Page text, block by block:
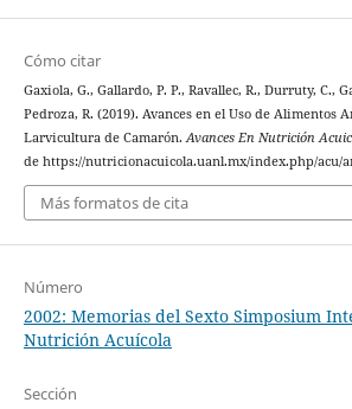
Cómo citar
Gaxiola, G., Gallardo, P. P., Ravallec, R., Durruty, C.,
Pedroza, R. (2019). Avances en el Uso de Alimentos
Larvicultura de Camarón.Avances En Nutrición
de https://nutricionacuicola.uanl.mx/index.php/acu/
Más formatos de cita
Número
2002: Memorias del Sexto Simposium
Nutrición Acuícola
Sección